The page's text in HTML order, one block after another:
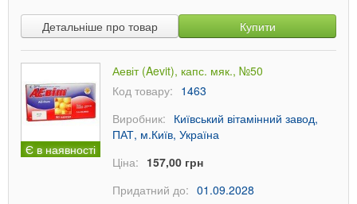
Детальніше про товар Купити
Є в наявності
Аевіт (Aevit), капс. мяк., №50
Код товару: 1463
Виробник: Київський вітамінний завод,
ПАТ, м.Київ, Україна
Ціна: 157,00 грн
Придатний до: 01.09.2028